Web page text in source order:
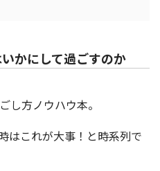
かにして過ごすのか
し方ノウハウ本。
はこれが大事！と時系列で